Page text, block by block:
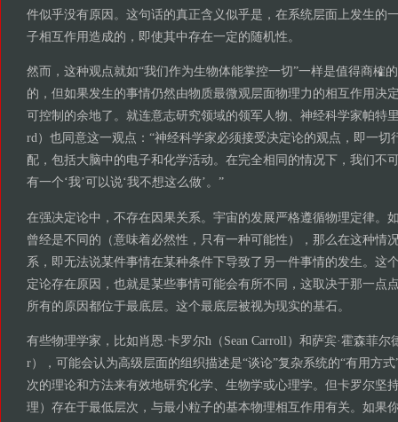
件似乎没有原因。这句话的真正含义似乎是，在系统层面上发生的
子相互作用造成的，即使其中存在一定的随机性。
然而，这种观点就如“我们作为生物体能掌控一切”一样是值得商榷
的，但如果发生的事情仍然由物质最微观层面物理力的相互作用决
可控制的余地了。就连意志研究领域的领军人物、神经科学家帕特
rd）也同意这一观点：“神经科学家必须接受决定论的观点，即一切
配，包括大脑中的电子和化学活动。在完全相同的情况下，我们不
有一个‘我’可以说‘我不想这么做’。”
在强决定论中，不存在因果关系。宇宙的发展严格遵循物理定律。
曾经是不同的（意味着必然性，只有一种可能性），那么在这种情
系，即无法说某件事情在某种条件下导致了另一件事情的发生。这
定论存在原因，也就是某些事情可能会有所不同，这取决于那一点
所有的原因都位于最底层。这个最底层被视为现实的基石。
有些物理学家，比如肖恩·卡罗尔h（Sean Carroll）和萨宾·霍森菲尔
r），可能会认为高级层面的组织描述是“谈论”复杂系统的“有用方
次的理论和方法来有效地研究化学、生物学或心理学。但卡罗尔坚
理）存在于最低层次，与最小粒子的基本物理相互作用有关。如果